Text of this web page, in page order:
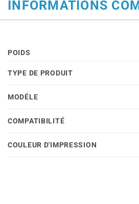
INFORMATIONS
POIDS
TYPE DE PRODUIT
MODÉLE
COMPATIBILITÉ
COULEUR D'IMPRESSION